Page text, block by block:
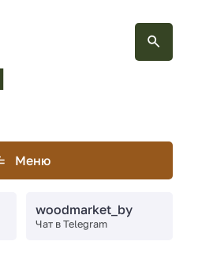
Меню
woodmarket_by
Чат в Telegram